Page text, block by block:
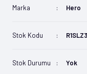
Marka Hero
Stok Kodu
Stok Durumu Yok